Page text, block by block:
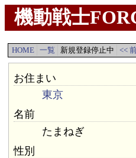
機動戦士
HOME 一覧 新規登録停止中 <<
お住まい
東京
名前
たまねぎ
性別